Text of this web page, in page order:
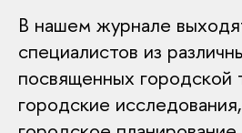
В нашем журнале
специалистов из
посвященных городской
городские